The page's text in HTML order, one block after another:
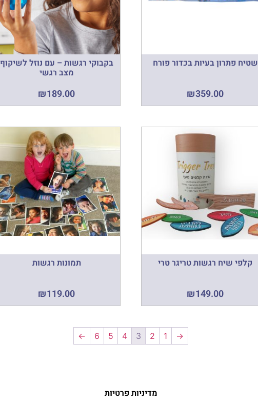
שטיח פתרון בעיות בכדור פורח
₪359.00
בקבוקי רגשות – עם נוזל לשיקוף
מצב רגשי
₪189.00
קלפי שיח רגשות טריגר טרי
₪149.00
תמונות רגשות
₪119.00
→
1
2
3
4
5
6
←
מדיניות פרטיות